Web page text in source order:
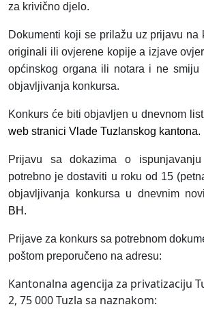
za krivično djelo.
Dokumenti koji se prilažu uz prijavu na
originali ili ovjerene kopije a izjave
općinskog organa ili notara i ne smiju
objavljivanja konkursa.
Konkurs će biti objavljen u dnevnom
web stranici Vlade Tuzlanskog kantona.
Prijavu sa dokazima o
potrebno je dostaviti u roku od 15
objavljivanja konkursa u dnevnim
BH .
Prijave za konkurs sa potrebnom
poštom preporučeno na adresu:
Kantonalna agencija za privatizaciju
2, 75 000 Tuzla sa naznakom: